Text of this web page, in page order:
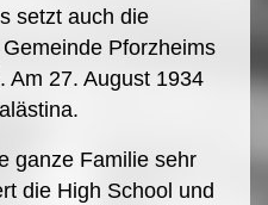
setzt auch die
Pforzheims
Am 27. August 1934
ganze Familie sehr
die High School und